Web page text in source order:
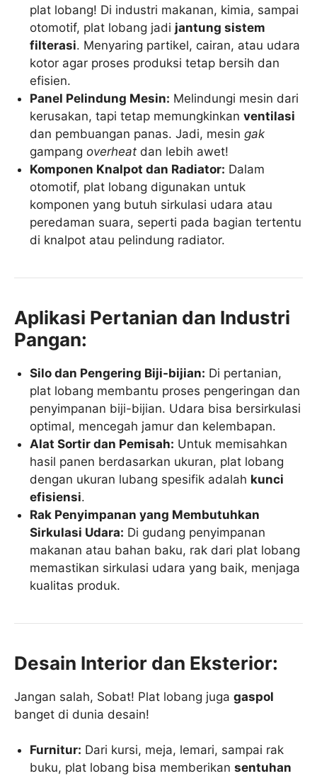
plat lobang! Di industri makanan, kimia, sampai
otomotif, plat lobang jadi jantung sistem
filterasi. Menyaring partikel, cairan, atau udara
kotor agar proses produksi tetap bersih dan
efisien.
Panel Pelindung Mesin: Melindungi mesin dari
kerusakan, tapi tetap memungkinkanventilasi
dan pembuangan panas. Jadi, mesingak
gampangoverheat dan lebih awet!
Komponen Knalpot dan Radiator: Dalam
otomotif, plat lobang digunakan untuk
komponen yang butuh sirkulasi udara atau
peredaman suara, seperti pada bagian tertentu
di knalpot atau pelindung radiator.
Aplikasi Pertanian dan Industri
Pangan:
Silo dan Pengering Biji-bijian: Di pertanian,
plat lobang membantu proses pengeringan dan
penyimpanan biji-bijian. Udara bisa bersirkulasi
optimal, mencegah jamur dan kelembapan.
Alat Sortir dan Pemisah: Untuk memisahkan
hasil panen berdasarkan ukuran, plat lobang
dengan ukuran lubang spesifik adalah kunci
efisiensi.
Rak Penyimpanan yang Membutuhkan
Sirkulasi Udara: Di gudang penyimpanan
makanan atau bahan baku, rak dari plat lobang
memastikan sirkulasi udara yang baik, menjaga
kualitas produk.
Desain Interior dan Eksterior:
Jangan salah, Sobat! Plat lobang juga gaspol
banget di dunia desain!
Furnitur: Dari kursi, meja, lemari, sampai rak
buku, plat lobang bisa memberikansentuhan